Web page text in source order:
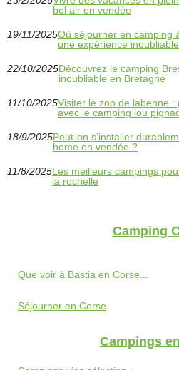
bel air en vendée
19/11/2025Où séjourner en camping
une expérience
22/10/2025Découvrez le camping
inoubliable en Bretagne
11/10/2025Visiter le zoo de labenne :
avec le camping lou
18/9/2025Peut-on s’installer
home en vendée ?
11/8/2025Les meilleurs campings
la rochelle
Camping
Que voir à Bastia en Corse...
Séjourner en Corse
Campings